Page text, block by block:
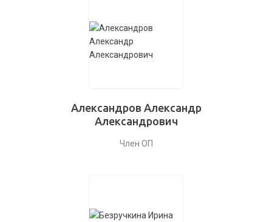
Александров Александр
Александрович
Член ОП